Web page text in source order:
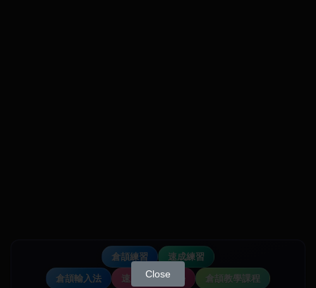
倉頡練習
速成練習
倉頡輸入法
速成輸入法教學
倉頡教學課程
Close